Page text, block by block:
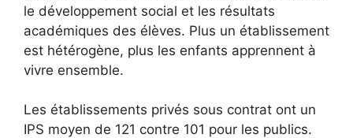
le développement social et les résultats
académiques des élèves. Plus un établissement
est hétérogène, plus les enfants apprennent à
vivre ensemble.
Les établissements privés sous contrat ont un
IPS moyen de 121 contre 101 pour les publics.